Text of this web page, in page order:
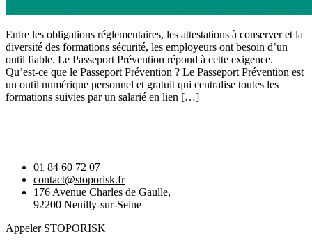
Entre les obligations réglementaires, les attestations à conserver et la
diversité des formations sécurité, les employeurs ont besoin d’un
outil fiable. Le Passeport Prévention répond à cette exigence.
Qu’est-ce que le Passeport Prévention ? Le Passeport Prévention est
un outil numérique personnel et gratuit qui centralise toutes les
formations suivies par un salarié en lien […]
01 84 60 72 07
contact@stoporisk.fr
176 Avenue Charles de Gaulle,
92200 Neuilly-sur-Seine
Appeler STOPORISK